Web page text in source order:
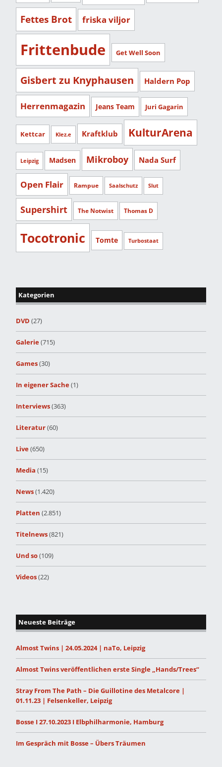
Fettes Brot friska viljor
Frittenbude Get Well Soon
Gisbert zu Knyphausen Haldern Pop
Herrenmagazin Jeans Team Juri Gagarin
Kettcar Klez.e Kraftklub KulturArena
Leipzig Madsen Mikroboy Nada Surf
Open Flair Rampue Saalschutz Slut
Supershirt The Notwist Thomas D
Tocotronic Tomte Turbostaat
Kategorien
DVD (27)
Galerie(715)
Games(30)
In eigener Sache(1)
Interviews(363)
Literatur(60)
Live(650)
Media (15)
News(1.420)
Platten (2.851)
Titelnews(821)
Und so(109)
Videos(22)
Neueste Beiträge
Almost Twins | 24.05.2024 | naTo, Leipzig
Almost Twins veröffentlichen erste Single „Hands/Trees“
Stray From The Path – Die Guillotine des Metalcore |
01.11.23 | Felsenkeller, Leipzig
Bosse I 27.10.2023 I Elbphilharmonie, Hamburg
Im Gespräch mit Bosse – Übers Träumen